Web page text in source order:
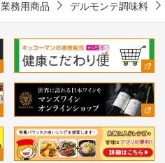
業務用商品 デルモンテ調味料